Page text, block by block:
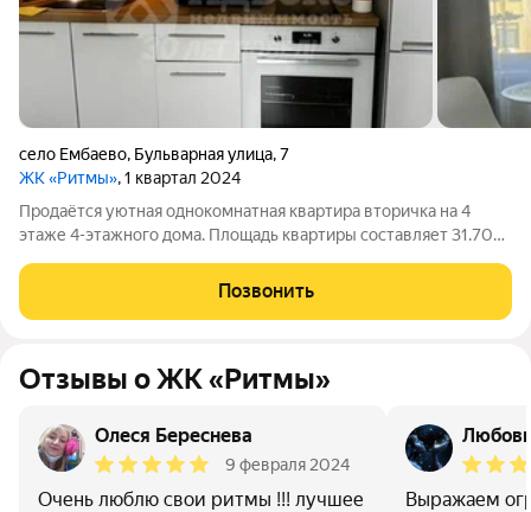
село Ембаево, Бульварная улица,7
ЖК «Ритмы», 1 квартал 2024
Продаётся уютная однокомнатная квартира вторичка на 4
этаже 4-этажного дома. Площадь квартиры составляет 31.70
удобство. Квартира имеет стандартный ремонт, что позволит
жильцам воплотить в жизнь
Позвонить
Отзывы о ЖК «Ритмы»
Олеся Береснева
9 февраля 2024
Очень люблю свои ритмы !!! лучшее
Любовь
Выражаем